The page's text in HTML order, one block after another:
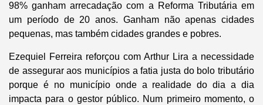
98% ganham arrecadação com a Reforma Tributária em
um período de 20 anos. Ganham não apenas cidades
pequenas, mas também cidades grandes e pobres.
Ezequiel Ferreira reforçou com Arthur Lira a necessidade
de assegurar aos municípios a fatia justa do bolo tributário
porque é no município onde a realidade do dia a dia
impacta para o gestor público. Num primeiro momento, o